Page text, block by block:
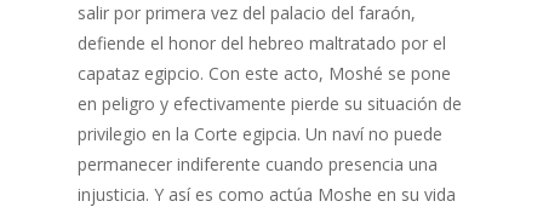
salir por primera vez del palacio del faraón,
defiende el honor del hebreo maltratado por el
capataz egipcio. Con este acto, Moshé se pone
en peligro y efectivamente pierde su situación de
privilegio en la Corte egipcia. Un naví no puede
permanecer indiferente cuando presencia una
injusticia. Y así es como actúa Moshe en su vida